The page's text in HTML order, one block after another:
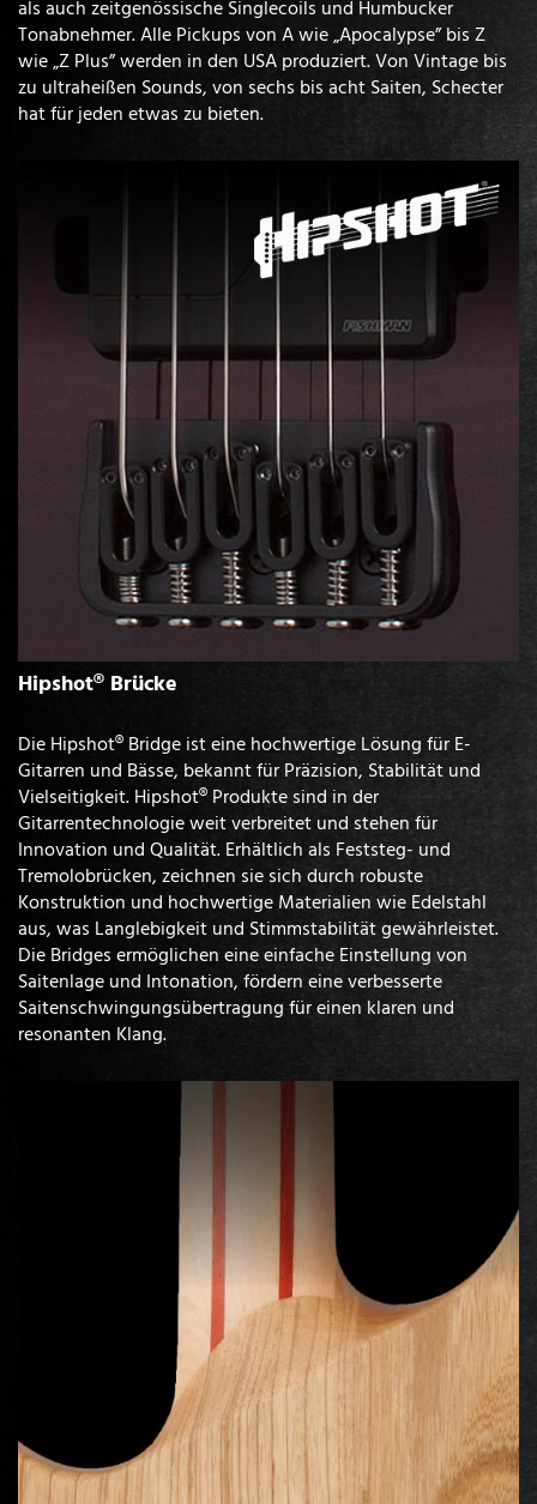
als auch zeitgenössische Singlecoils und Humbucker
Tonabnehmer. Alle Pickups von A wie „Apocalypse” bis Z
wie „Z Plus” werden in den USA produziert. Von Vintage bis
zu ultraheißen Sounds, von sechs bis acht Saiten, Schecter
hat für jeden etwas zu bieten.
Hipshot® Brücke
Die Hipshot® Bridge ist eine hochwertige Lösung für E-
Gitarren und Bässe, bekannt für Präzision, Stabilität und
Vielseitigkeit. Hipshot® Produkte sind in der
Gitarrentechnologie weit verbreitet und stehen für
Innovation und Qualität. Erhältlich als Feststeg- und
Tremolobrücken, zeichnen sie sich durch robuste
Konstruktion und hochwertige Materialien wie Edelstahl
aus, was Langlebigkeit und Stimmstabilität gewährleistet.
Die Bridges ermöglichen eine einfache Einstellung von
Saitenlage und Intonation, fördern eine verbesserte
Saitenschwingungsübertragung für einen klaren und
resonanten Klang.